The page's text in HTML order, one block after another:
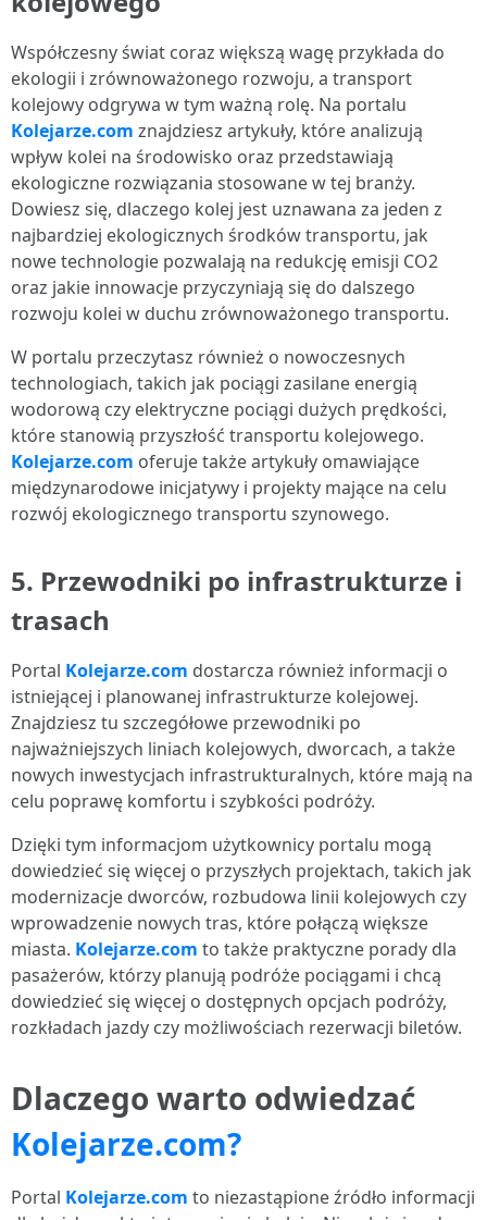
Współczesny świat coraz większą wagę przykłada do
ekologii i zrównoważonego rozwoju, a transport
kolejowy odgrywa w tym ważną rolę. Na portalu
Kolejarze.com znajdziesz artykuły, które analizują
wpływ kolei na środowisko oraz przedstawiają
ekologiczne rozwiązania stosowane w tej branży.
Dowiesz się, dlaczego kolej jest uznawana za jeden z
najbardziej ekologicznych środków transportu, jak
nowe technologie pozwalają na redukcję emisji CO2
oraz jakie innowacje przyczyniają się do dalszego
rozwoju kolei w duchu zrównoważonego transportu.
W portalu przeczytasz również o nowoczesnych
technologiach, takich jak pociągi zasilane energią
wodorową czy elektryczne pociągi dużych prędkości,
które stanowią przyszłość transportu kolejowego.
Kolejarze.com oferuje także artykuły omawiające
międzynarodowe inicjatywy i projekty mające na celu
rozwój ekologicznego transportu szynowego.
5. Przewodniki po infrastrukturze i
trasach
Portal Kolejarze.com dostarcza również informacji o
istniejącej i planowanej infrastrukturze kolejowej.
Znajdziesz tu szczegółowe przewodniki po
najważniejszych liniach kolejowych, dworcach, a także
nowych inwestycjach infrastrukturalnych, które mają na
celu poprawę komfortu i szybkości podróży.
Dzięki tym informacjom użytkownicy portalu mogą
dowiedzieć się więcej o przyszłych projektach, takich jak
modernizacje dworców, rozbudowa linii kolejowych czy
wprowadzenie nowych tras, które połączą większe
miasta. Kolejarze.com to także praktyczne porady dla
pasażerów, którzy planują podróże pociągami i chcą
dowiedzieć się więcej o dostępnych opcjach podróży,
rozkładach jazdy czy możliwościach rezerwacji biletów.
Dlaczego warto odwiedzać
Kolejarze.com?
Portal Kolejarze.com to niezastąpione źródło informacji